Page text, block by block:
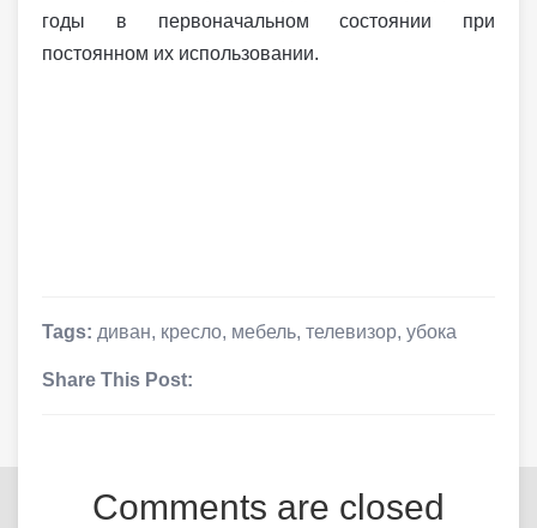
годы в первоначальном состоянии при
постоянном их использовании.
Tags: диван, кресло, мебель, телевизор, убока
Share This Post:
Comments are closed